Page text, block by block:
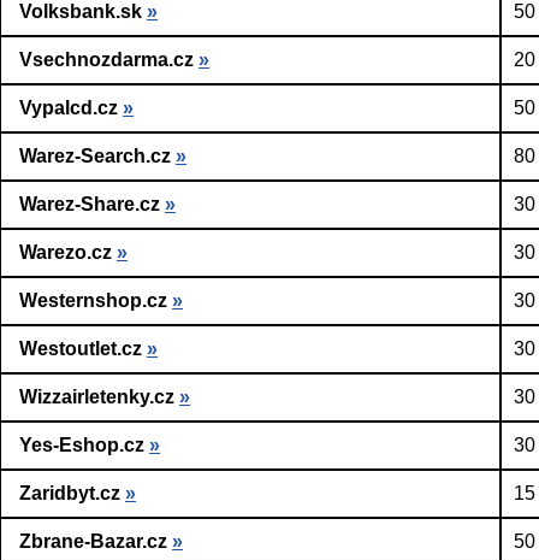
Volksbank.sk » 50
Vsechnozdarma.cz »
Vypalcd.cz » 50
Warez-Search.cz » 80
Warez-Share.cz » 30
Warezo.cz » 30
Westernshop.cz » 30
Westoutlet.cz » 30
Wizzairletenky.cz » 30
Yes-Eshop.cz » 30
Zaridbyt.cz »
Zbrane-Bazar.cz » 50